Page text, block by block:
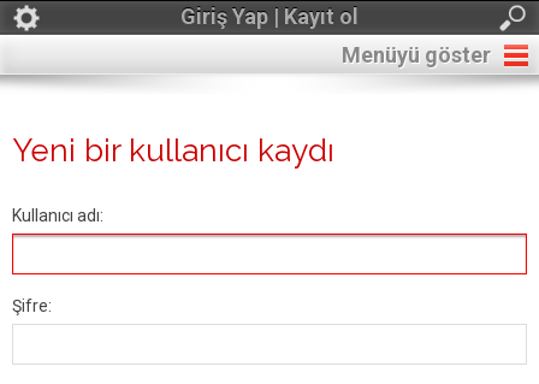
Giriş Yap | Kayıt ol
Menüyü göster
Yeni bir kullanıcı kaydı
Kullanıcı adı:
Şifre: